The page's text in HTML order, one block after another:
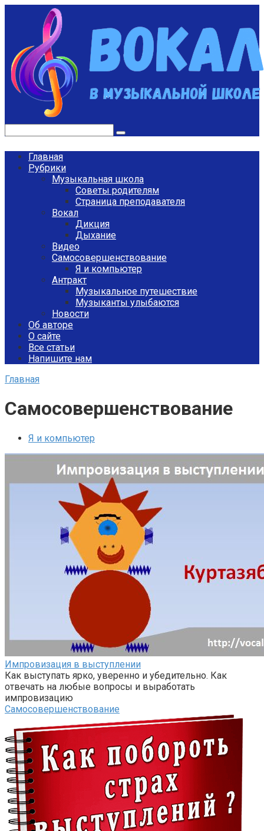
контенту
Главная
Рубрики
Музыкальная школа
Советы родителям
Страница преподавателя
Вокал
Дикция
Дыхание
Видео
Самосовершенствование
Я и компьютер
Антракт
Музыкальное путешествие
Музыканты улыбаются
Новости
Об авторе
О сайте
Все статьи
Напишите нам
Главная
Самосовершенствование
Я и компьютер
Импровизация в выступлении
Как выступать ярко, уверенно и убедительно. Как
отвечать на любые вопросы и выработать
импровизацию
Самосовершенствование